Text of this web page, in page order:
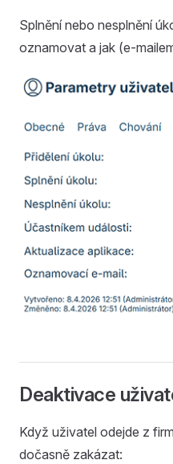
Splnění nebo nesplnění
oznamovat a jak (e-
Deaktivace
Když uživatel odejde z
dočasně zakázat: